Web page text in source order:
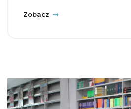
Zobacz